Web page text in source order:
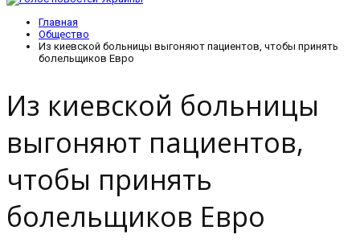
Главная
Общество
Из киевской больницы выгоняют пациентов, чтобы принять
болельщиков Евро
Из киевской больницы
выгоняют пациентов,
чтобы принять
болельщиков Евро